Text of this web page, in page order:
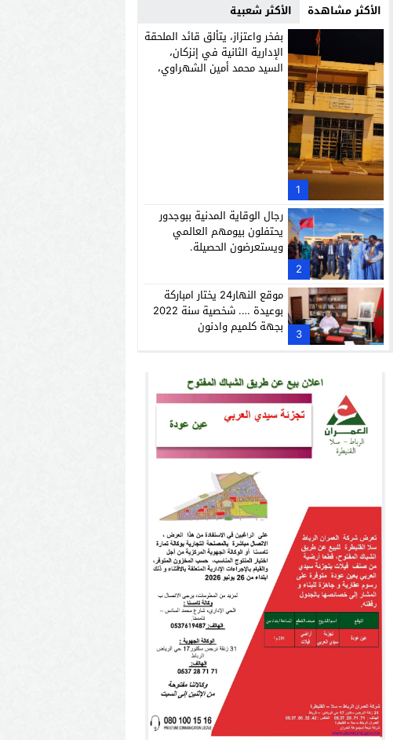
الأكثر مشاهدة الأكثر شعبية
1
بفخر واعتزاز، يتألق قائد الملحقة
الإدارية الثانية في إنزكان،
السيد محمد أمين الشهراوي،
2
رجال الوقاية المدنية ببوجدور
يحتفلون بيومهم العالمي
ويستعرضون الحصيلة.
3
موقع النهار24 يختار امباركة
بوعيدة …. شخصية سنة 2022
بجهة كلميم وادنون